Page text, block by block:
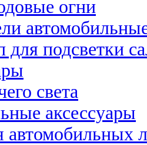
огни
подсветки
света
аксессуары
автомобильных